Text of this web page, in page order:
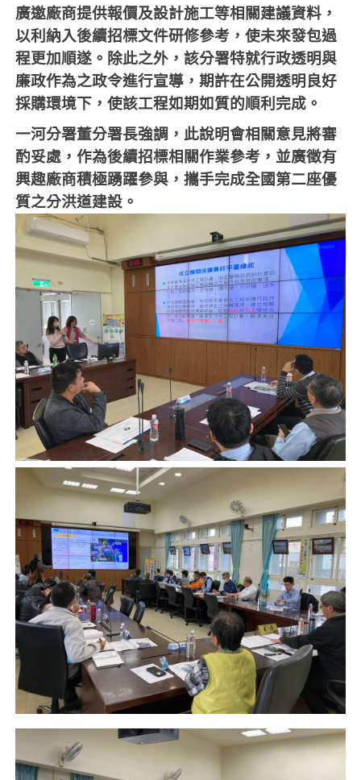
廣邀廠商提供報價及設計施工等相關建議資料，
以利納入後續招標文件研修參考，使未來發包過
程更加順遂。除此之外，該分署特就行政透明與
廉政作為之政令進行宣導，期許在公開透明良好
採購環境下，使該工程如期如質的順利完成。
一河分署董分署長強調，此說明會相關意見將審
酌妥處，作為後續招標相關作業參考，並廣徵有
興趣廠商積極踴躍參與，攜手完成全國第二座優
質之分洪道建設。